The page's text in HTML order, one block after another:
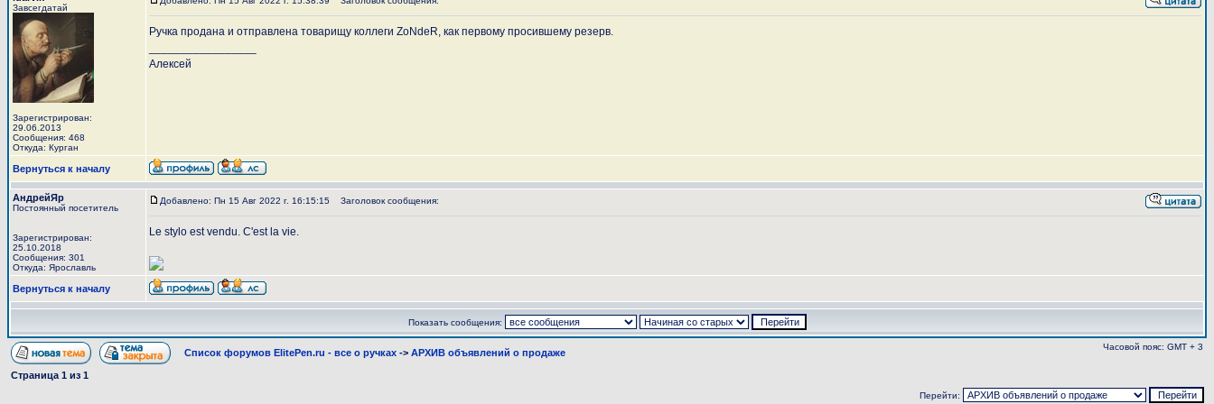
Завсегдатай
Зарегистрирован:
29.06.2013
Сообщения: 468
Откуда: Курган
Ручка продана и отправлена товарищу коллеги ZoNdeR, как первому просившему резерв.
Алексей
Вернуться к началу
АндрейЯр
Постоянный посетитель
Зарегистрирован:
25.10.2018
Сообщения: 301
Откуда: Ярославль
Добавлено: Пн 15 Авг 2022 г. 16:15:15 Заголовок сообщения:
Le stylo est vendu. C'est la vie.
Вернуться к началу
Показать сообщения:
Список форумов ElitePen.ru - все о ручках -> АРХИВ объявлений о продаже
Часовой пояс: GMT + 3
Страница 1 из 1
Перейти: